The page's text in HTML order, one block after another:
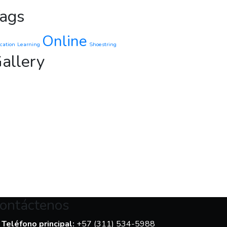
Learning Online Shoestring
Teléfono principal: +57 (311) 534-5988